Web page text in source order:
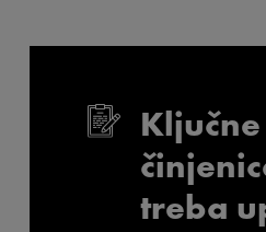
Ključne
treba